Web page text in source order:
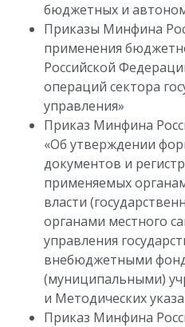
бюджетных и
Приказы Минфина
применения
Российской
операций сектора
управления»
Приказ Минфина
«Об утверждении
документов и
применяемых
власти
органами местного
управления
внебюджетными
(муниципальными)
и Методических
Приказ Минфина